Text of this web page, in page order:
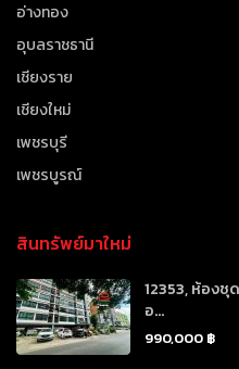
อ่างทอง
อุบลราชธานี
เชียงราย
เชียงใหม่
เพชรบุรี
เพชรบูรณ์
สินทรัพย์มาใหม่
12353, ห้อง
อ...
990,000 ฿